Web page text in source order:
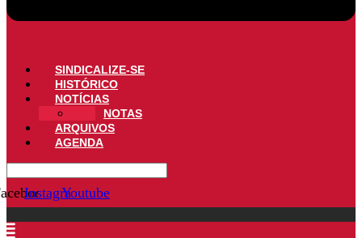
SINDICALIZE-SE
HISTÓRICO
NOTÍCIAS
NOTAS
ARQUIVOS
AGENDA
InstagramYoutube